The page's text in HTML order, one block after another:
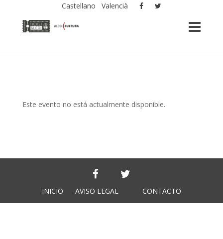
Castellano Valencià
Este evento no está actualmente disponible.
INICIO AVISO LEGAL CONTACTO